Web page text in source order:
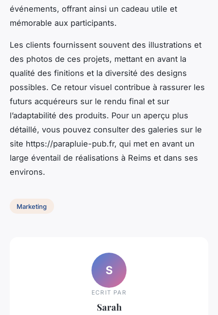
événements, offrant ainsi un cadeau utile et
mémorable aux participants.
Les clients fournissent souvent des illustrations et
des photos de ces projets, mettant en avant la
qualité des finitions et la diversité des designs
possibles. Ce retour visuel contribue à rassurer les
futurs acquéreurs sur le rendu final et sur
l’adaptabilité des produits. Pour un aperçu plus
détaillé, vous pouvez consulter des galeries sur le
site https://parapluie-pub.fr, qui met en avant un
large éventail de réalisations à Reims et dans ses
environs.
Marketing
S
ECRIT PAR
Sarah